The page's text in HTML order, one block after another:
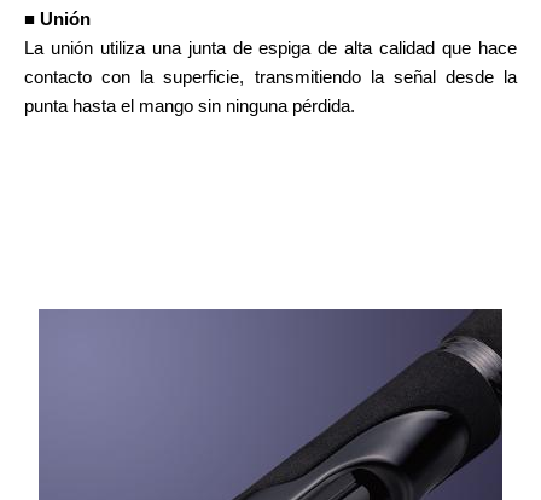
■ Unión
La unión utiliza una junta de espiga de alta calidad que hace
contacto con la superficie, transmitiendo la señal desde la
punta hasta el mango sin ninguna pérdida.